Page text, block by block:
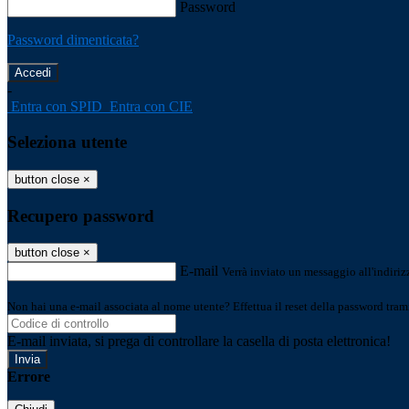
Password
Password dimenticata?
-
Entra con SPID Entra con CIE
Seleziona utente
button close ×
Recupero password
button close ×
E-mail Verrà inviato un messaggio
Non hai una e-mail associata al nome utente? Effettua il reset della password
E-mail inviata, si prega di controllare la casella di posta elettronica!
Errore